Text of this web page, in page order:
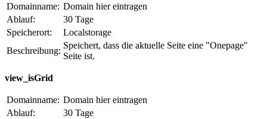
Domainname: Domain hier eintragen
Ablauf:
30 Tage
Speicherort:
Localstorage
Beschreibung:
Speichert, dass die aktuelle Seite eine "Onepage"
Seite ist.
view_isGrid
Domainname: Domain hier eintragen
Ablauf:
30 Tage